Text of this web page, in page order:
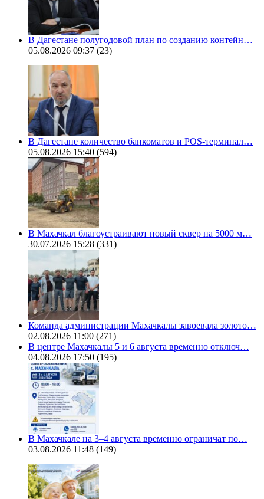
В Дагестане полугодовой план по созданию контейн…
05.08.2026 09:37 (23)
В Дагестане количество банкоматов и POS-терминал…
05.08.2026 15:40 (594)
В Махачкал благоустраивают новый сквер на 5000 м…
30.07.2026 15:28 (331)
Команда администрации Махачкалы завоевала золото…
02.08.2026 11:00 (271)
В центре Махачкалы 5 и 6 августа временно отключ…
04.08.2026 17:50 (195)
В Махачкале на 3–4 августа временно ограничат по…
03.08.2026 11:48 (149)